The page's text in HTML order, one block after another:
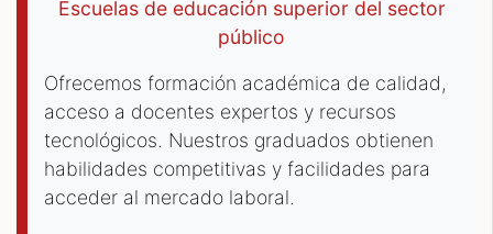
Escuelas de educación superior del sector
público
Ofrecemos formación académica de calidad,
acceso a docentes expertos y recursos
tecnológicos. Nuestros graduados obtienen
habilidades competitivas y facilidades para
acceder al mercado laboral.